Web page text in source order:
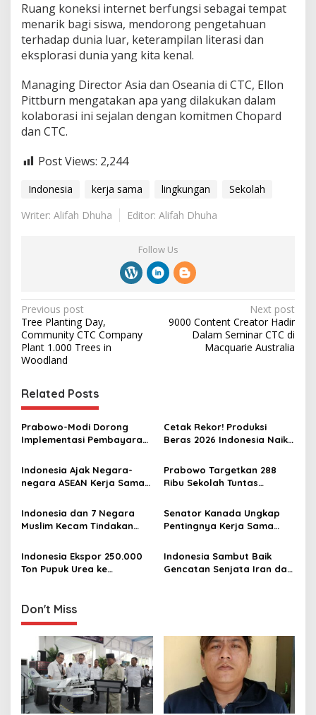
Ruang koneksi internet berfungsi sebagai tempat
menarik bagi siswa, mendorong pengetahuan
terhadap dunia luar, keterampilan literasi dan
eksplorasi dunia yang kita kenal.
Managing Director Asia dan Oseania di CTC, Ellon
Pittburn mengatakan apa yang dilakukan dalam
kolaborasi ini sejalan dengan komitmen Chopard
dan CTC.
Post Views: 2,244
Indonesia kerja sama lingkungan
Sekolah
Writer: Alifah Dhuha
Editor: Alifah Dhuha
Follow Us
P
o
s
t
n
a
v
i
g
a
t
i
o
n
Previous post
Tree Planting Day,
Community CTC Company
Plant 1.000 Trees in
Woodland
Next post
9000 Content Creator Hadir
Dalam Seminar CTC di
Macquarie Australia
Related Posts
Prabowo-Modi Dorong
Implementasi Pembayaran
Batas di India dan
Indonesia
Cetak Rekor! Produksi
Beras 2026 Indonesia Naik
Indonesia Ajak Negara-
negara ASEAN Kerja Sama
Global
Prabowo Targetkan 288
Ribu Sekolah Tuntas
Indonesia dan 7 Negara
Muslim Kecam Tindakan
Bendera Zionis Israel di
Masjid Al-Aqsa
Senator Kanada Ungkap
Pentingnya Kerja Sama
Sekadar Perdagangan
Indonesia Ekspor 250.000
Ton Pupuk Urea ke
Prabowo
Indonesia Sambut Baik
Gencatan Senjata Iran dan
Don't Miss